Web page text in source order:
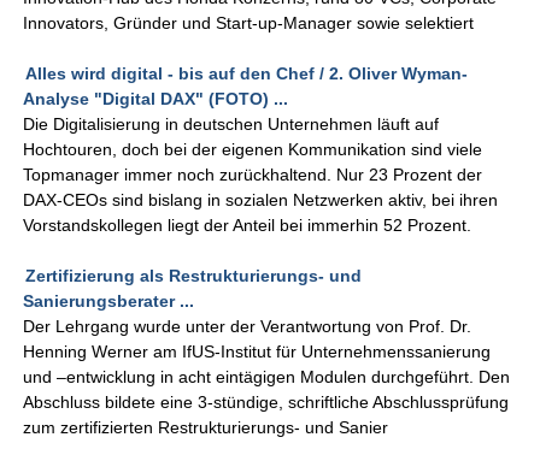
Innovators, Gründer und Start-up-Manager sowie selektiert
Alles wird digital - bis auf den Chef / 2. Oliver Wyman-
Analyse "Digital DAX" (FOTO) ...
Die Digitalisierung in deutschen Unternehmen läuft auf
Hochtouren, doch bei der eigenen Kommunikation sind viele
Topmanager immer noch zurückhaltend. Nur 23 Prozent der
DAX-CEOs sind bislang in sozialen Netzwerken aktiv, bei ihren
Vorstandskollegen liegt der Anteil bei immerhin 52 Prozent.
Zertifizierung als Restrukturierungs- und
Sanierungsberater ...
Der Lehrgang wurde unter der Verantwortung von Prof. Dr.
Henning Werner am IfUS-Institut für Unternehmenssanierung
und –entwicklung in acht eintägigen Modulen durchgeführt. Den
Abschluss bildete eine 3-stündige, schriftliche Abschlussprüfung
zum zertifizierten Restrukturierungs- und Sanier